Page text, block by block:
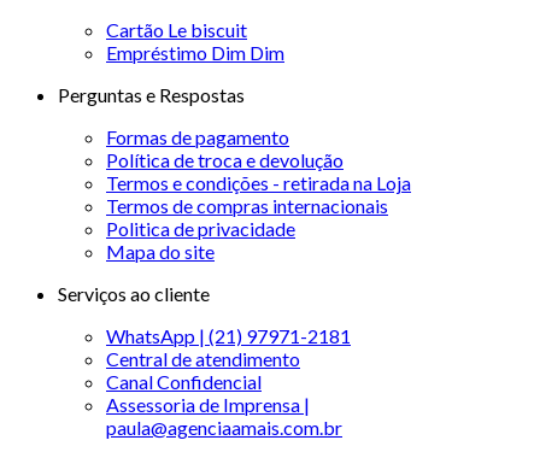
Cartão Le biscuit
Empréstimo Dim Dim
Perguntas e Respostas
Formas de pagamento
Política de troca e devolução
Termos e condições - retirada na Loja
Termos de compras internacionais
Politica de privacidade
Mapa do site
Serviços ao cliente
WhatsApp | (21) 97971-2181
Central de atendimento
Canal Confidencial
Assessoria de Imprensa |
paula@agenciaamais.com.br